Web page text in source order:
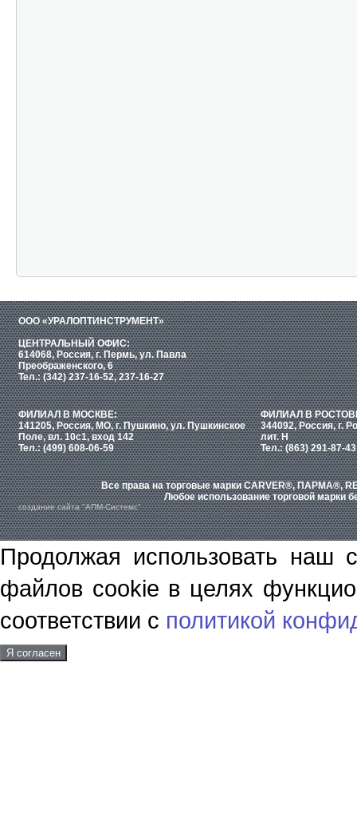
ООО «УРАЛОПТИНСТРУМЕНТ»
ЦЕНТРАЛЬНЫЙ ОФИС:
614068, Россия, г. Пермь, ул. Павла
Преображенского, 6
Тел.: (342) 237-16-52, 237-16-27
ФИЛИАЛ В МОСКВЕ:
141205, Россия, МО, г. Пушкино, ул. Пушкинское
Поле, вл. 10с1, вход 142
Тел.: (499) 608-06-59
ФИЛИАЛ В
344092, Россия, г.
лит. Н
Тел.: (863) 291-87-43
Все права на торговые марки CARVER®, ПАРМА®,
Любое использование торговой марки
создание сайта "АПМ-Системс"
Продолжая использовать наш
файлов cookie в целях
соответствии с политикой
Я согласен